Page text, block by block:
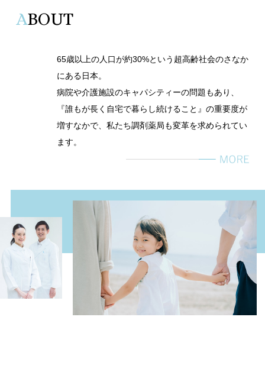
ABOUT
65歳以上の人口が約30%という超高齢社会のさなか
にある日本。
病院や介護施設のキャパシティーの問題もあり、
『誰もが長く自宅で暮らし続けること』の重要度が
増すなかで、私たち調剤薬局も変革を求められてい
ます。
これからの薬局、そして薬剤師が処方箋の薬剤を調
したり、ヘルスケアについてのアドバイスを行った
り、在宅医療へ参画したりと、より密に人と地域に
関わっていくことになるのは必然。
そのとき、「健康相談は、いつものあそこで」と選
ばれる存在になれるよう、私たちはさらに地域に根
ざした新しい時代の調剤薬局づくりをめざしていま